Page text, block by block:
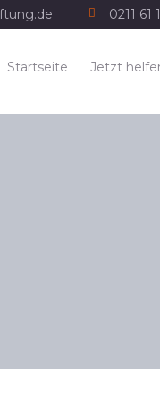
0211 61
Startseite Jetzt